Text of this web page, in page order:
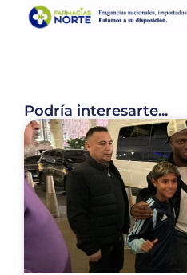
Podría interesarte...